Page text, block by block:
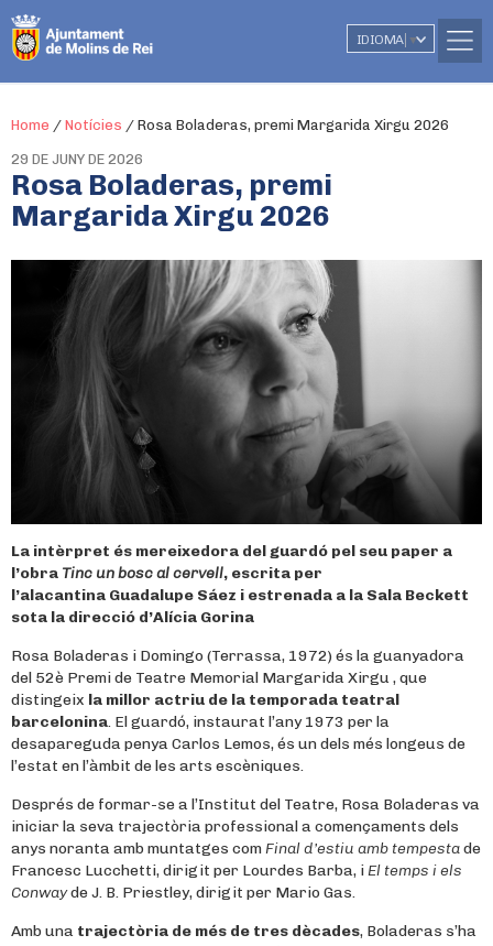
IDIOMA ▼
Home / Notícies / Rosa Boladeras, premi Margarida Xirgu 2026
29 DE JUNY DE 2026
Rosa Boladeras, premi
Margarida Xirgu 2026
La intèrpret és mereixedora del guardó pel seu paper a
l’obra Tinc un bosc al cervell, escrita per
l’alacantina Guadalupe Sáez i estrenada a la Sala Beckett
sota la direcció d’Alícia Gorina
Rosa Boladeras i Domingo (Terrassa, 1972) és la guanyadora
del 52è Premi de Teatre Memorial Margarida Xirgu , que
distingeix la millor actriu de la temporada teatral
barcelonina. El guardó, instaurat l’any 1973 per la
desapareguda penya Carlos Lemos, és un dels més longeus de
l’estat en l’àmbit de les arts escèniques.
Després de formar-se a l’Institut del Teatre, Rosa Boladeras va
iniciar la seva trajectòria professional a començaments dels
anys noranta amb muntatges comFinal d’estiu amb tempestade
Francesc Lucchetti, dirigit per Lourdes Barba, iEl temps i els
Conwayde J. B. Priestley, dirigit per Mario Gas.
Amb una trajectòria de més de tres dècades, Boladeras s’ha